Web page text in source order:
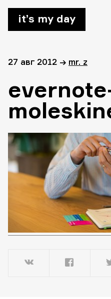
it’s my day
27 авг 2012 → mr. z